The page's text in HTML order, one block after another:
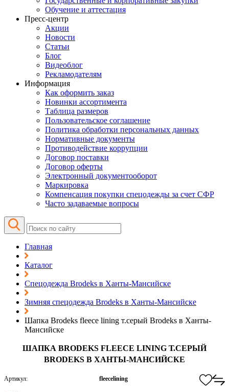
Обучение и аттестация
Пресс-центр
Акции
Новости
Статьи
Блог
Видеоблог
Рекламодателям
Информация
Как оформить заказ
Новинки ассортимента
Таблица размеров
Пользовательское соглашение
Политика обработки персональных данных
Нормативные документы
Противодействие коррупции
Договор поставки
Договор оферты
Электронный документооборот
Маркировка
Компенсация покупки спецодежды за счет СФР
Часто задаваемые вопросы
Главная
Каталог
Спецодежда Brodeks в Ханты-Мансийске
Зимняя спецодежда Brodeks в Ханты-Мансийске
Шапка Brodeks fleece lining т.серый Brodeks в Ханты-
Мансийске
ШАПКА BRODEKS FLEECE LINING Т.СЕРЫЙ
BRODEKS В ХАНТЫ-МАНСИЙСКЕ
Артикул: fleecelining